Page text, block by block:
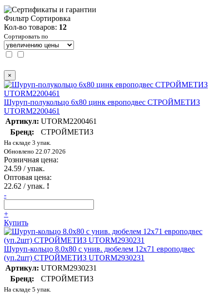
Фильтр Сортировка
Кол-во товаров: 12
Сортировать по
×
Шуруп-полукольцо 6х80 цинк европодвес СТРОЙМЕТИЗ
UTORM2200461
Артикул: UTORM2200461
Бренд:
СТРОЙМЕТИЗ
На складе 3 упак.
Обновлено 22.07.2026
Розничная цена:
24.59 / упак.
Оптовая цена:
22.62 / упак. !
-
+
Купить
Шуруп-кольцо 8.0х80 с унив. дюбелем 12х71 европодвес
(уп.2шт) СТРОЙМЕТИЗ UTORM2930231
Артикул: UTORM2930231
Бренд:
СТРОЙМЕТИЗ
На складе 5 упак.